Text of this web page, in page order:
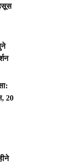
20